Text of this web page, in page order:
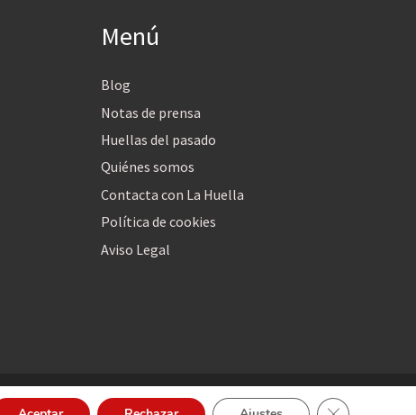
Menú
Blog
Notas de prensa
Huellas del pasado
Quiénes somos
Contacta con La Huella
Política de cookies
Aviso Legal
Cerrar el